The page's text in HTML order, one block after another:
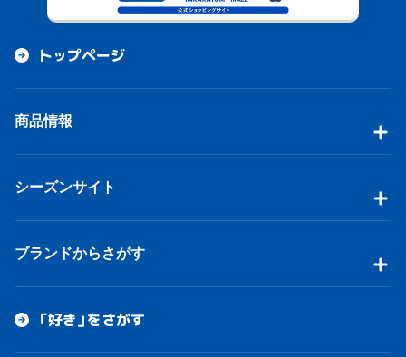
トップページ
商品情報
シーズンサイト
ブランドからさがす
「好き」をさがす